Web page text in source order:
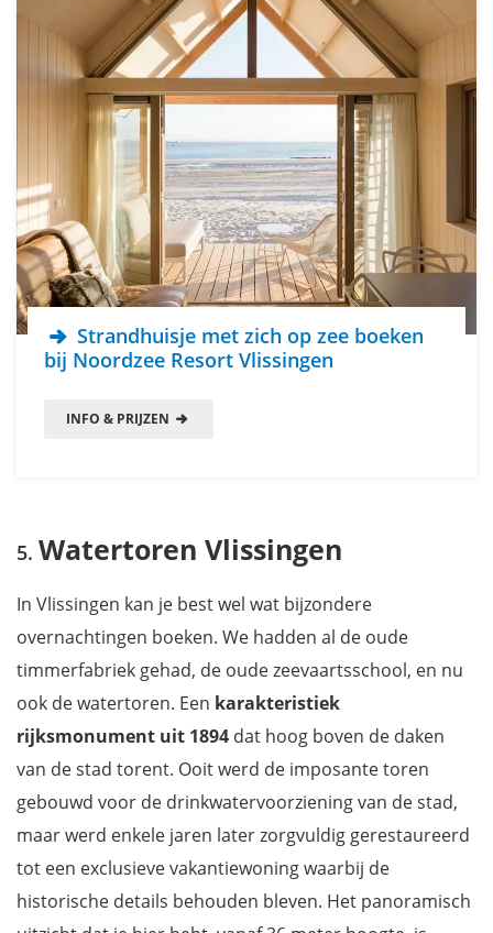
Strandhuisje met zich op zee boeken
bij Noordzee Resort Vlissingen
INFO & PRIJZEN
Watertoren Vlissingen
In Vlissingen kan je best wel wat bijzondere
overnachtingen boeken. We hadden al de oude
timmerfabriek gehad, de oude zeevaartsschool, en nu
ook de watertoren. Een karakteristiek
rijksmonument uit 1894 dat hoog boven de daken
van de stad torent. Ooit werd de imposante toren
gebouwd voor de drinkwatervoorziening van de stad,
maar werd enkele jaren later zorgvuldig gerestaureerd
tot een exclusieve vakantiewoning waarbij de
historische details behouden bleven. Het panoramisch